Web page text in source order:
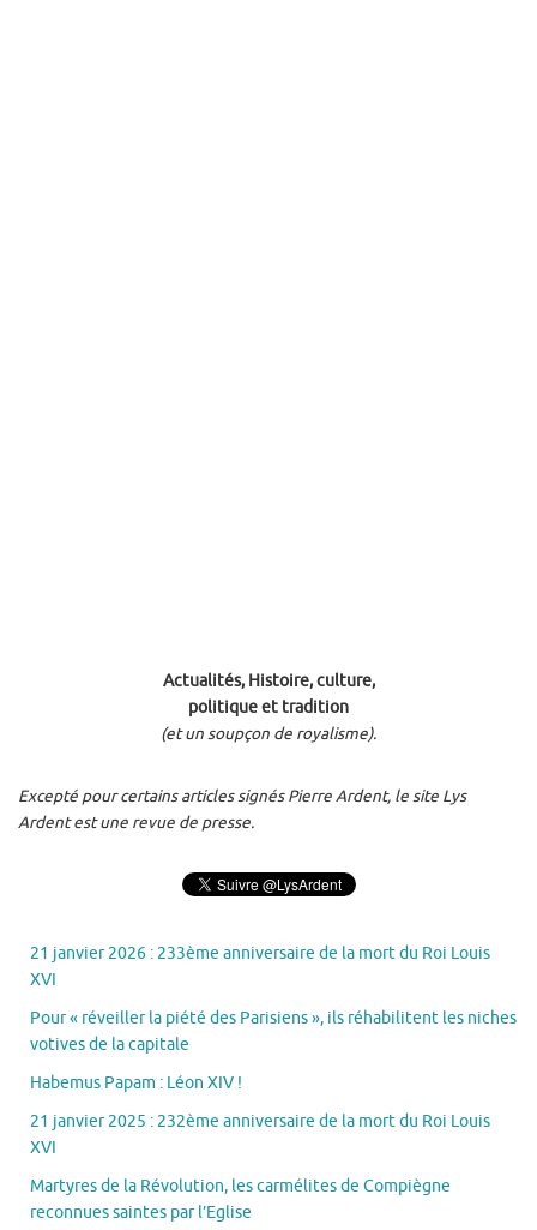
Actualités, Histoire, culture,
politique et tradition
(et un soupçon de royalisme).
Excepté pour certains articles signés Pierre Ardent, le site Lys
Ardent est une revue de presse.
21 janvier 2026 : 233ème anniversaire de la mort du Roi Louis
XVI
Pour « réveiller la piété des Parisiens », ils réhabilitent les niches
votives de la capitale
Habemus Papam : Léon XIV !
21 janvier 2025 : 232ème anniversaire de la mort du Roi Louis
XVI
Martyres de la Révolution, les carmélites de Compiègne
reconnues saintes par l’Eglise